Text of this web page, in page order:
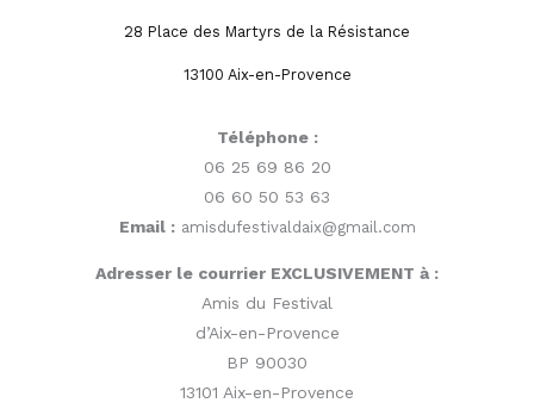
28 Place des Martyrs de la Résistance
13100 Aix-en-Provence
Téléphone :
06 25 69 86 20
06 60 50 53 63
Email : amisdufestivaldaix@gmail.com
Adresser le courrier EXCLUSIVEMENT à :
Amis du Festival
d’Aix-en-Provence
BP 90030
13101 Aix-en-Provence